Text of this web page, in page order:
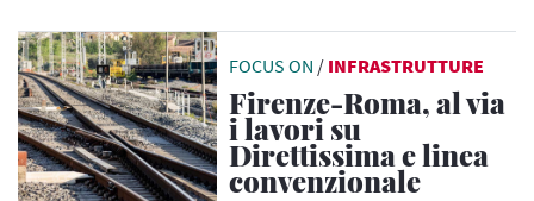
FOCUS ON / INFRASTRUTTURE
Firenze-Roma, al via
i lavori su
Direttissima e linea
convenzionale